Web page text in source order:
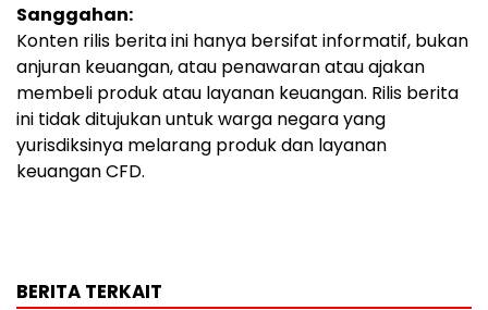
Sanggahan:
Konten rilis berita ini hanya bersifat informatif, bukan
anjuran keuangan, atau penawaran atau ajakan
membeli produk atau layanan keuangan. Rilis berita
ini tidak ditujukan untuk warga negara yang
yurisdiksinya melarang produk dan layanan
keuangan CFD.
BERITA TERKAIT